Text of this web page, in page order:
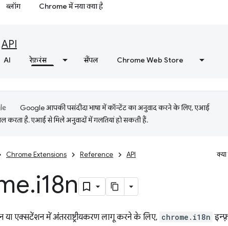
ब्लॉग Chrome में नया क्या है
API
AI रेफ़रंस सैंपल Chrome Web Store
Google आपकी पसंदीदा भाषा में कॉन्टेंट का अनुवाद करने के लिए, एआई
करता है. एआई से मिले अनुवादों में गलतियां हो सकती हैं.
Chrome Extensions Reference API
.i18n
एक्सटेंशन में अंतरराष्ट्रीयकरण लागू करने के लिए, chrome.i18n